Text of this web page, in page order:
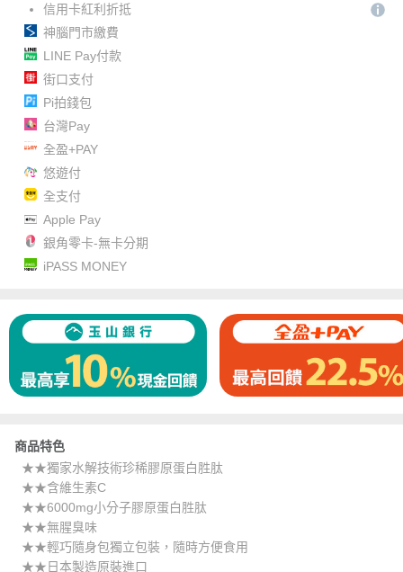
信用卡紅利折抵
神腦門市繳費
LINE Pay付款
街口支付
Pi拍錢包
台灣Pay
全盈+PAY
悠遊付
全支付
Apple Pay
銀角零卡-無卡分期
iPASS MONEY
商品特色
★★獨家水解技術珍稀膠原蛋白胜肽
★★含維生素C
★★6000mg小分子膠原蛋白胜肽
★★無腥臭味
★★輕巧隨身包獨立包裝，隨時方便食用
★★日本製造原裝進口